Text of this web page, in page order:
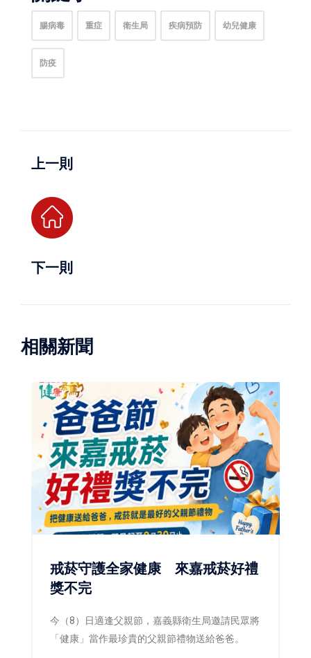
腸病毒 重症 衛生局 疾病預防 幼兒健康
防疫
上一則
下一則
相關新聞
戒菸守護全家健康 來嘉戒菸好禮
獎不完
今（8）日適逢父親節，嘉義縣衛生局邀請民眾將
「健康」當作最珍貴的父親節禮物送給爸爸。